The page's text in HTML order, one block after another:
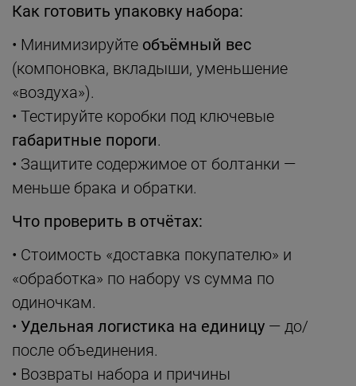
Как готовить упаковку набора:
• Минимизируйте объёмный вес
(компоновка, вкладыши, уменьшение
«воздуха»).
• Тестируйте коробки под ключевые
габаритные пороги.
• Защитите содержимое от болтанки —
меньше брака и обратки.
Что проверить в отчётах:
• Стоимость «доставка покупателю» и
«обработка» по набору vs сумма по
одиночкам.
• Удельная логистика на единицу — до/
после объединения.
• Возвраты набора и причины